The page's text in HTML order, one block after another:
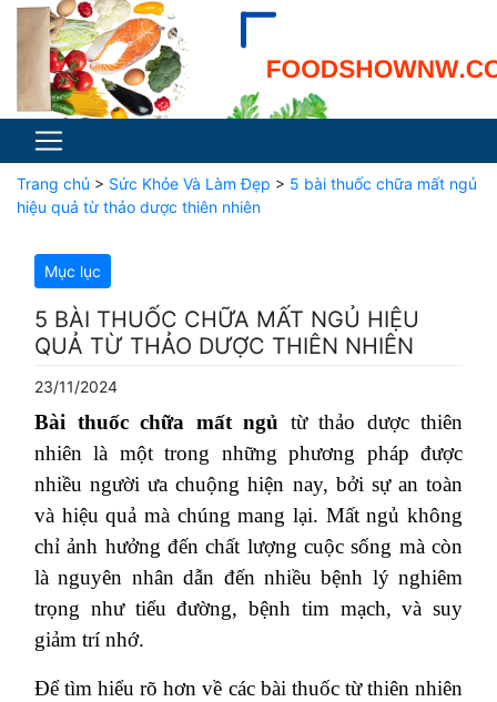
Trang chủ > Sức Khỏe Và Làm Đẹp > 5 bài thuốc chữa mất ngủ
hiệu quả từ thảo dược thiên nhiên
Mục lục
5 BÀI THUỐC CHỮA MẤT NGỦ HIỆU
QUẢ TỪ THẢO DƯỢC THIÊN NHIÊN
23/11/2024
Bài thuốc chữa mất ngủ từ thảo dược thiên
nhiên là một trong những phương pháp được
nhiều người ưa chuộng hiện nay, bởi sự an toàn
và hiệu quả mà chúng mang lại. Mất ngủ không
chỉ ảnh hưởng đến chất lượng cuộc sống mà còn
là nguyên nhân dẫn đến nhiều bệnh lý nghiêm
trọng như tiểu đường, bệnh tim mạch, và suy
giảm trí nhớ.
Để tìm hiểu rõ hơn về các bài thuốc từ thiên nhiên